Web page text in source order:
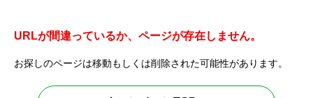
URLが間違っているか、ページが存在しません。
お探しのページは移動もしくは削除された可能性があります。